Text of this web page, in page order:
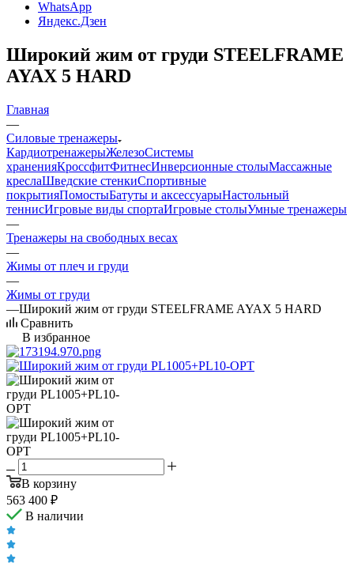
WhatsApp
Яндекс.Дзен
Широкий жим от груди STEELFRAME
AYAX 5 HARD
Главная
—
Силовые тренажеры
КардиотренажерыЖелезоСистемы
храненияКроссфитФитнесИнверсионные столыМассажные
креслаШведские стенкиСпортивные
покрытияПомостыБатуты и аксессуарыНастольный
теннисИгровые виды спортаИгровые столыУмные тренажеры
—
Тренажеры на свободных весах
—
Жимы от плеч и груди
—
Жимы от груди
—Широкий жим от груди STEELFRAME AYAX 5 HARD
Сравнить
В избранное
В корзину
563 400 ₽
В наличии